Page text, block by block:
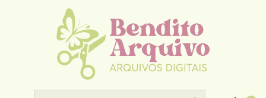
Aproveite 10% de desconto ao comprar acima de R$30,00!
Arquivos de corte Arquivo de Corte Carrossel